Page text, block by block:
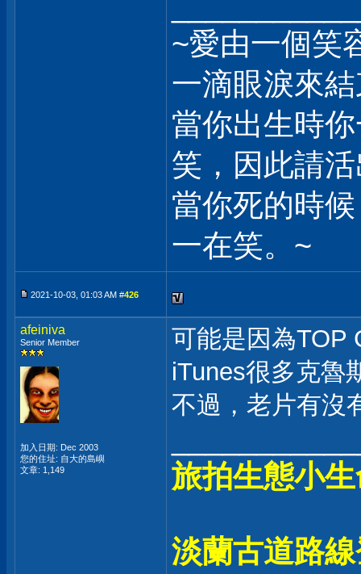
~愛由一個笑
一滴眼淚來
當你出生時
笑，因此請
當你死的時
一在笑。~
2021-10-03, 01:03 AM #426
afeiniva
Senior Member
加入日期: Dec 2003
您的住址: 自大的島嶼
文章: 1,149
可能是因為TOP
iTunes很多克魯
不過，老片有沒
旅拍生態小
淡蘭古道路